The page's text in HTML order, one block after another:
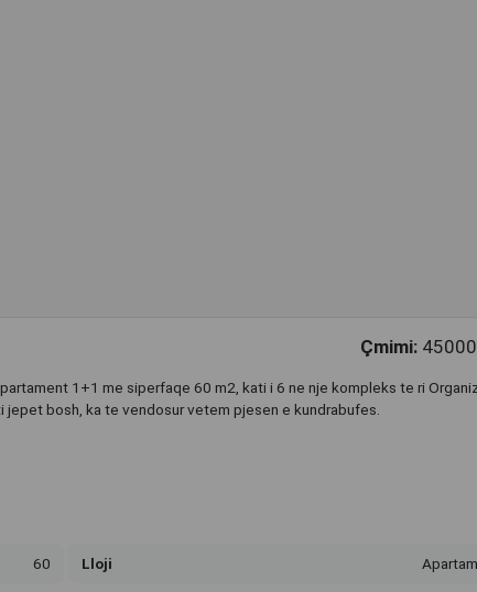
Çmimi:
1+1 me siperfaqe 60 m2, kati i 6 ne nje kompleks te ri
bosh, ka te vendosur vetem pjesen e kundrabufes.
60 Lloji